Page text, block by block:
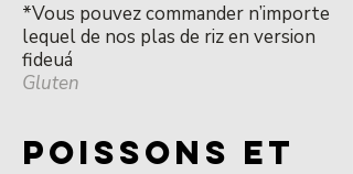
*Vous pouvez commander n’importe
lequel de nos plas de riz en version
fideuá
Gluten
POISSONS ET